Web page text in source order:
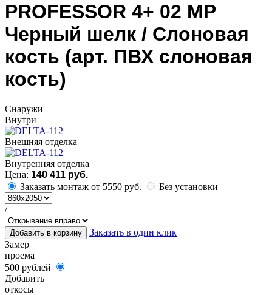
PROFESSOR 4+ 02 MP
Черный шелк / Слоновая
кость (арт. ПВХ слоновая
кость)
Cнаружи
Внутри
Внешняя отделка
Внутренняя отделка
Цена: 140 411 руб.
Заказать монтаж от 5550 руб.
Без установки
/
Добавить в корзину
Заказать в один клик
Замер
проема
500 рублей
Добавить
откосы